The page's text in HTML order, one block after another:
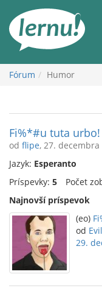
obsah
Fórum Humor
Fi%*#u tuta urbo!
od flipe, 27. decembra
Jazyk: Esperanto
Príspevky: 5 Počet
Najnovší príspevok
(eo)
od
29.